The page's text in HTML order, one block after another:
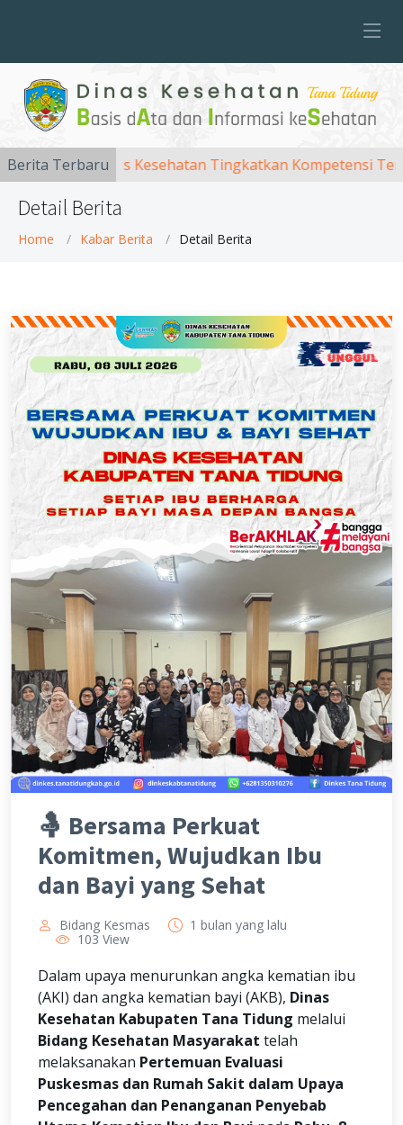
Berita TerbaruDinas Kesehatan Tingkatkan Kompetensi
Detail Berita
Home Kabar Berita Detail Berita
🤱 Bersama Perkuat
Komitmen, Wujudkan Ibu
dan Bayi yang Sehat
Bidang Kesmas
1 bulan yang lalu
103 View
Dalam upaya menurunkan angka kematian ibu
(AKI) dan angka kematian bayi (AKB), Dinas
Kesehatan Kabupaten Tana Tidung melalui
Bidang Kesehatan Masyarakat telah
melaksanakan Pertemuan Evaluasi
Puskesmas dan Rumah Sakit dalam Upaya
Pencegahan dan Penanganan Penyebab